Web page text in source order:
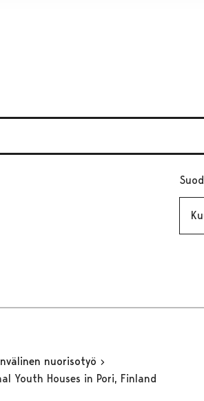
nuorisotyö
Youth Houses in Pori, Finland